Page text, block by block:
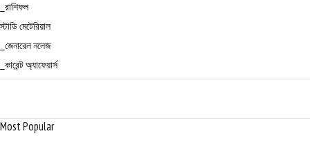
_রাশিফল
স্টাডি মেটেরিয়াল
_জেনারেল নলেজ
_কারেন্ট অ্যাফেয়ার্স
Most Popular